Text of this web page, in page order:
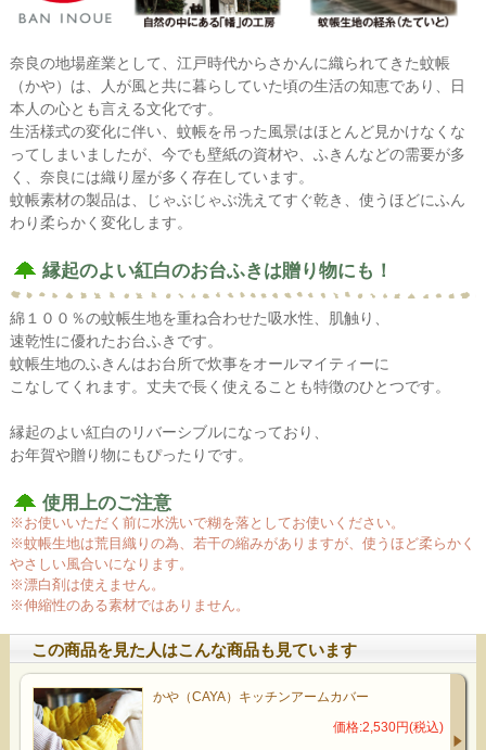
奈良の地場産業として、江戸時代からさかんに織られてきた蚊帳
（かや）は、人が風と共に暮らしていた頃の生活の知恵であり、日
本人の心とも言える文化です。
生活様式の変化に伴い、蚊帳を吊った風景はほとんど見かけなくな
ってしまいましたが、今でも壁紙の資材や、ふきんなどの需要が多
く、奈良には織り屋が多く存在しています。
蚊帳素材の製品は、じゃぶじゃぶ洗えてすぐ乾き、使うほどにふん
わり柔らかく変化します。
縁起のよい紅白のお台ふきは贈り物にも！
綿１００％の蚊帳生地を重ね合わせた吸水性、肌触り、
速乾性に優れたお台ふきです。
蚊帳生地のふきんはお台所で炊事をオールマイティーに
こなしてくれます。丈夫で長く使えることも特徴のひとつです。
縁起のよい紅白のリバーシブルになっており、
お年賀や贈り物にもぴったりです。
使用上のご注意
※お使いいただく前に水洗いで糊を落としてお使いください。
※蚊帳生地は荒目織りの為、若干の縮みがありますが、使うほど柔らかく
やさしい風合いになります。
※漂白剤は使えません。
※伸縮性のある素材ではありません。
この商品を見た人はこんな商品も見ています
かや（CAYA）キッチンアームカバー
価格:2,530円(税込)